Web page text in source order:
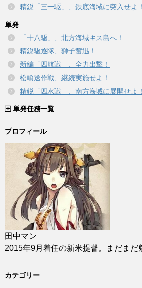
精鋭「三一駆」、鉄底海域に突入せよ！
単発
「十八駆」、北方海域キス島へ！
精鋭駆逐隊、獅子奮迅！
新編「四航戦」、全力出撃！
松輸送作戦、継続実施せよ！
精鋭「四水戦」、南方海域に展開せよ！
単発任務一覧
プロフィール
田中マン
2015年9月着任の新米提督。まだまだ
カテゴリー